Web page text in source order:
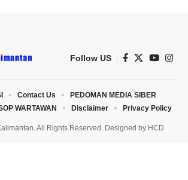
Follow US
All Rights Reserved. Designed by HCD
Contact Us
PEDOMAN MEDIA SIBER
WARTAWAN Disclaimer Privacy Policy